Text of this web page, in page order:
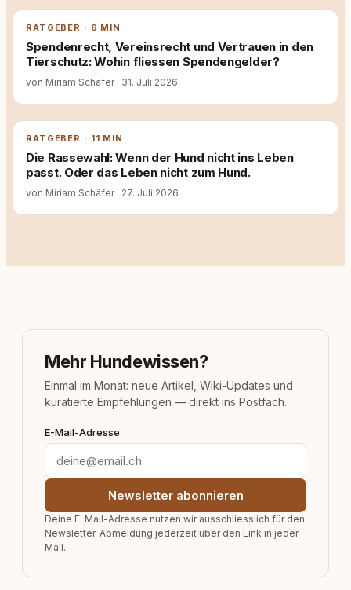
RATGEBER · 6 MIN
Spendenrecht, Vereinsrecht und Vertrauen in den
Tierschutz: Wohin fliessen Spendengelder?
von Miriam Schäfer · 31. Juli 2026
RATGEBER · 11 MIN
Die Rassewahl: Wenn der Hund nicht ins Leben
passt. Oder das Leben nicht zum Hund.
von Miriam Schäfer · 27. Juli 2026
Mehr Hundewissen?
Einmal im Monat: neue Artikel, Wiki-Updates und
kuratierte Empfehlungen — direkt ins Postfach.
E-Mail-Adresse
Newsletter abonnieren
Deine E-Mail-Adresse nutzen wir ausschliesslich für den
Newsletter. Abmeldung jederzeit über den Link in jeder
Mail.